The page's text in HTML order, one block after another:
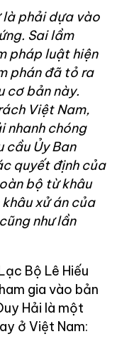
là phải dựa vào
Sai lầm
pháp luật hiện
phán đã tỏ ra
cơ bản này.
Việt Nam,
nhanh chóng
cầu Ủy Ban
quyết định của
bộ từ khâu
xử án của
như lần
Bộ Lê Hiếu
gia vào bản
Hải là một
ở Việt Nam: